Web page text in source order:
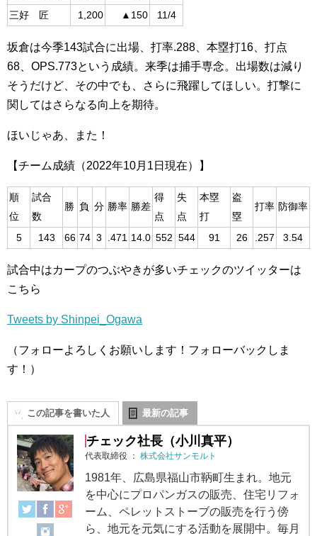
三好 匠
1,200 ▲150 11/4
坂倉は今季143試合に出場、打率.288、本塁打16、打点
68、OPS.773という成績。来季は捕手専念。出場数は減り
そうだけど、その中でも、さらに飛躍してほしい。打撃に
関してはさらなる向上を期待。
ほいじゃあ、また！
【チーム成績（2022年10月1日現在）】
順
位
試合
数
勝 負 分 勝率 勝差
得
点
失
点
本塁
打
盗
塁
打率 防御率
5 143 66 74 3 .471 14.0 552 544 91 26 .257 3.54
試合中はカープのつぶやきが多いチェックのツイッターは
こちら
Tweets by Shinpei_Ogawa
（フォローよろしくお願いします！フォローバックしま
す！）
この記事を書いた人 最新の記事
チェック社長（小川真平）
代表取締役 ： 株式会社サンモルト
1981年、広島県福山市鞆町生まれ。地元
を中心にプロパンガスの販売、住宅リフォ
ーム、ペレットストーブの販売を行う傍
ら、地元を元気にする活動を展開中。毎月